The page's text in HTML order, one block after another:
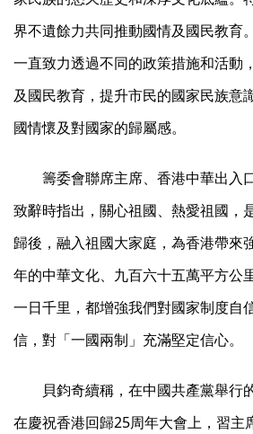
界不遺餘力共同推動國情及國民教育
一直致力透過不同的政策措施和活動
及國民教育，提升市民的國家民族意
國情懷及對國家的歸屬感。
籌委會聯席主席、香港中華出入
致辭時指出，關心祖國、熱愛祖國，
歸後，融入祖國大家庭，為香港帶來
年的中華文化、九百六十五萬平方公
一日千里，都增強我們對國家制度自
信，對「一國兩制」充滿堅定信心。
貝鈞奇續稱，在中國共產黨舉行
在慶祝香港回歸25周年大會上，習主